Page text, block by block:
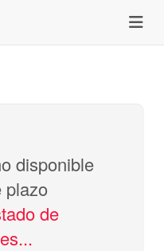
menu
disponible
plazo
de